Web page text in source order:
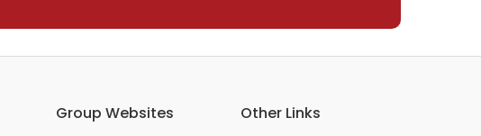
Group Websites
Other Links